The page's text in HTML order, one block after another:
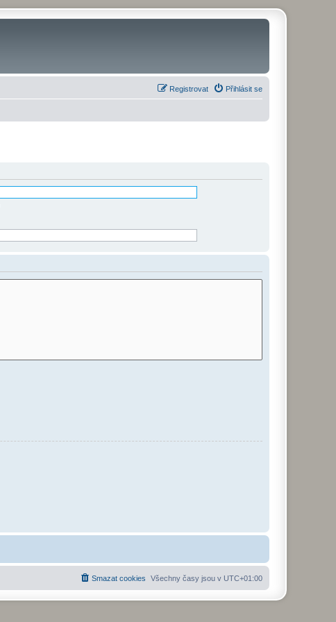
Přihlásit se
Registrovat
Všechny časy jsou v UTC+01:00
Smazat cookies